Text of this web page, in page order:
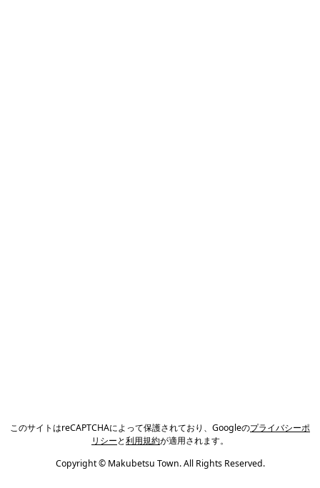
このサイトはreCAPTCHAによって保護されており、Googleのプライバシーポ
リシーと利用規約が適用されます。
Copyright © Makubetsu Town. All Rights Reserved.